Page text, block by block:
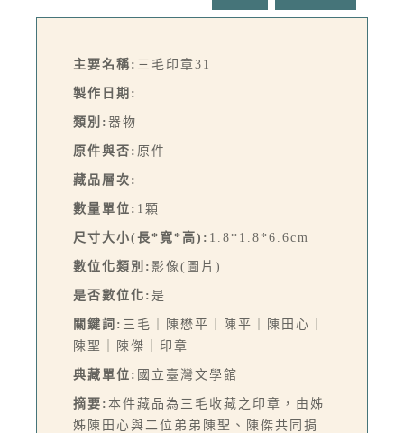
主要名稱: 三毛印章31
製作日期:
類別: 器物
原件與否: 原件
藏品層次:
數量單位: 1顆
尺寸大小(長*寬*高): 1.8*1.8*6.6cm
數位化類別: 影像(圖片)
是否數位化: 是
關鍵詞: 三毛｜陳懋平｜陳平｜陳田心｜
陳聖｜陳傑｜印章
典藏單位: 國立臺灣文學館
摘要: 本件藏品為三毛收藏之印章，由姊
姊陳田心與二位弟弟陳聖、陳傑共同捐